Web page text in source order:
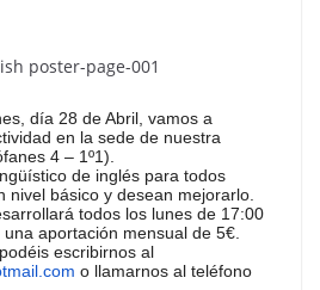
día 28 de Abril, vamos a
en la sede de nuestra
4 – 1º1).
de inglés para todos
nivel básico y desean mejorarlo.
todos los lunes de 17:00
aportación mensual de 5€.
escribirnos al
o llamarnos al teléfono